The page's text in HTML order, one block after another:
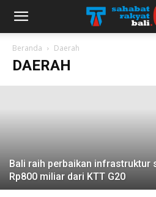
Beranda Daerah
DAERAH
Wayan Koster :
Karno
redaksi - 2 Juni 2022
Bali raih perbaikan infrastruktur
Rp800 miliar dari KTT G20